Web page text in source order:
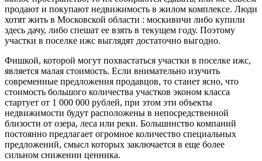
продают и покупают недвижимость в жилом комплексе. Люди
хотят жить в Московской области : москивичи либо купили
здесь дачу, либо спешат ее взять в текущем году. Поэтому
участки в поселке ижс выглядят достаточно выгодно.
Фишкой, которой могут похвастаться участки в поселке ижс,
является малая стоимость. Если внимательно изучить
современные предложения продавцов, то станет ясно, что
стоимость большого количества участков эконом класса
стартует от 1 000 000 рублей, при этом эти объекты
недвижимости будут расположены в непосредственной
близости от озера, леса или реки. Большинство компаний
постоянно предлагает огромное количество специальных
предложений, смысл которых заключается в еще более
сильном снижении ценника.